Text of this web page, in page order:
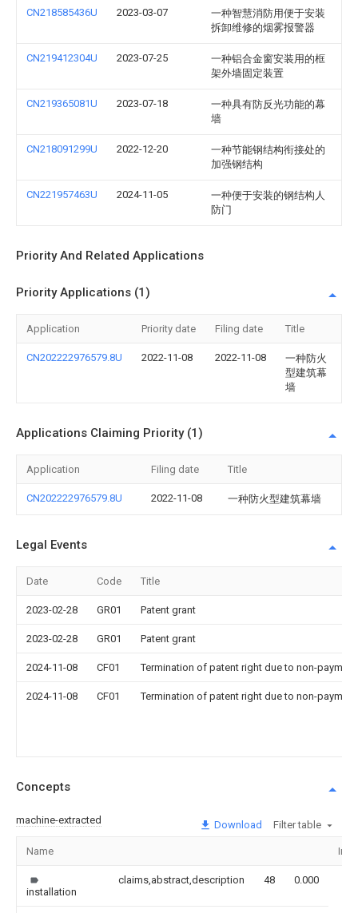
CN218585436U 2023-03-07
一种智慧消防用便于安装
拆卸维修的烟雾报警器
CN219412304U 2023-07-25
一种铝合金窗安装用的框
架外墙固定装置
CN219365081U 2023-07-18
一种具有防反光功能的幕
墙
CN218091299U 2022-12-20
一种节能钢结构衔接处的
加强钢结构
CN221957463U 2024-11-05
一种便于安装的钢结构人
防门
Priority And Related Applications
Priority Applications (1)
Application Priority date Filing date Title
CN202222976579.8U 2022-11-08 2022-11-08
一种防火
型建筑幕
墙
Applications Claiming Priority (1)
Application Filing date Title
CN202222976579.8U 2022-11-08 一种防火型建筑幕墙
Legal Events
Date Code Title
2023-02-28 GR01 Patent grant
2023-02-28 GR01 Patent grant
2024-11-08 CF01 Termination of patent right due to non-
2024-11-08 CF01 Termination of patent right due to non-
Concepts
machine-extracted Download Filter table
Name
installation
claims,abstract,description 48 0.000